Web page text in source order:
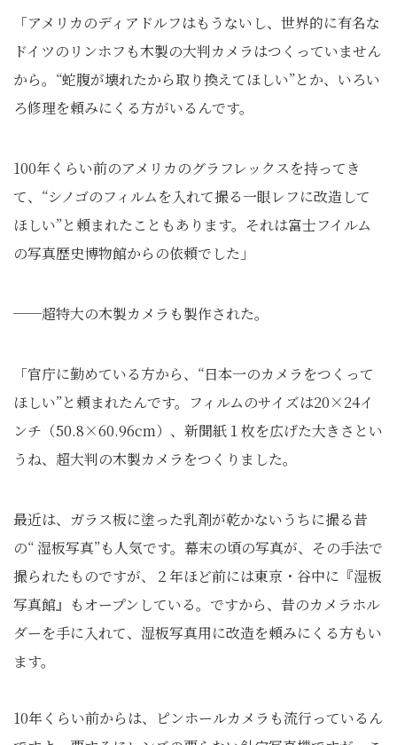
「アメリカのディアドルフはもうないし、世界的に有名な
ドイツのリンホフも木製の大判カメラはつくっていません
から。“蛇腹が壊れたから取り換えてほしい”とか、いろい
ろ修理を頼みにくる方がいるんです。
100年くらい前のアメリカのグラフレックスを持ってき
て、“シノゴのフィルムを入れて撮る一眼レフに改造して
ほしい”と頼まれたこともあります。それは富士フイルム
の写真歴史博物館からの依頼でした」
──超特大の木製カメラも製作された。
「官庁に勤めている方から、“日本一のカメラをつくって
ほしい”と頼まれたんです。フィルムのサイズは20×24イ
ンチ（50.8×60.96cm）、新聞紙１枚を広げた大きさとい
うね、超大判の木製カメラをつくりました。
最近は、ガラス板に塗った乳剤が乾かないうちに撮る昔
の“ 湿板写真”も人気です。幕末の頃の写真が、その手法で
撮られたものですが、２年ほど前には東京・谷中に『湿板
写真館』もオープンしている。ですから、昔のカメラホル
ダーを手に入れて、湿板写真用に改造を頼みにくる方もい
ます。
10年くらい前からは、ピンホールカメラも流行っているん